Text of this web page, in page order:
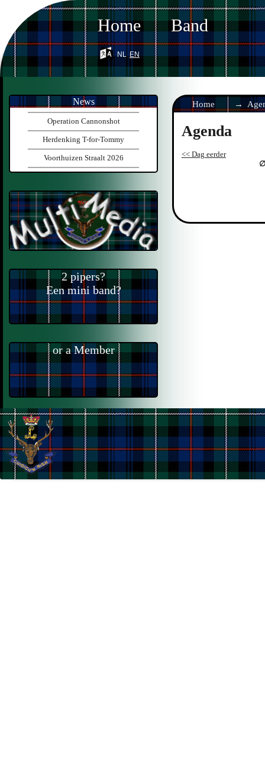
Home Band
nl en
Home
Agenda
<< Dag eerder
News
Operation Cannonshot
Herdenking T-for-Tommy
Voorthuizen Straalt 2026
2 pipers?
Een mini band?
or a Member